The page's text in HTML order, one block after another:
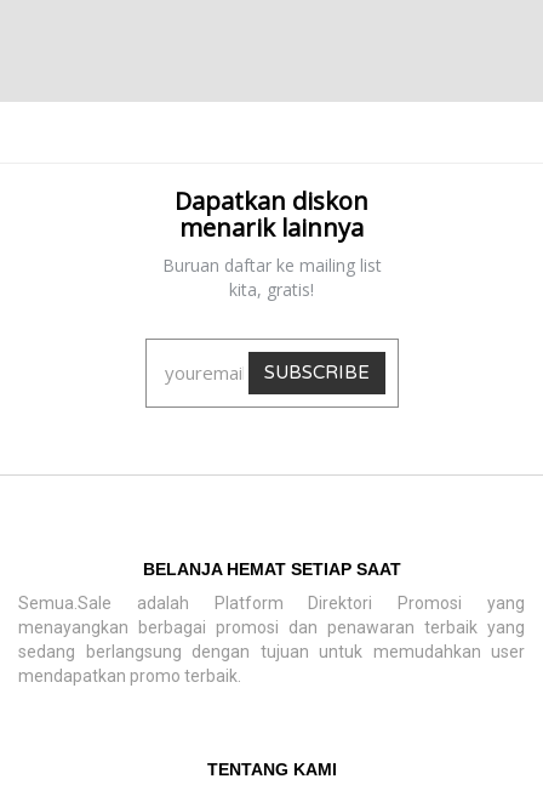
Dapatkan diskon
menarik lainnya
Buruan daftar ke mailing list
kita, gratis!
SUBSCRIBE
BELANJA HEMAT SETIAP SAAT
Semua.Sale adalah Platform Direktori Promosi yang
menayangkan berbagai promosi dan penawaran terbaik yang
sedang berlangsung dengan tujuan untuk memudahkan user
mendapatkan promo terbaik.
TENTANG KAMI